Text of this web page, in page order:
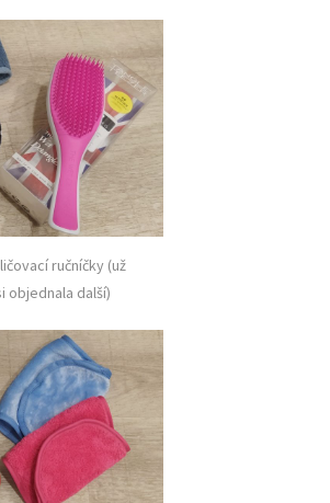
ručníčky (už
objednala další)